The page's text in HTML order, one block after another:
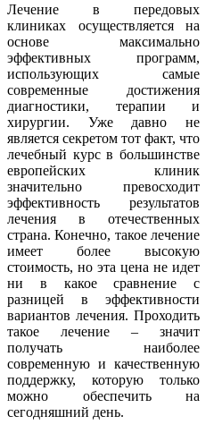
Лечение в передовых
клиниках осуществляется на
основе максимально
эффективных программ,
использующих самые
современные достижения
диагностики, терапии и
хирургии. Уже давно не
является секретом тот факт, что
лечебный курс в большинстве
европейских клиник
значительно превосходит
эффективность результатов
лечения в отечественных
страна. Конечно, такое лечение
имеет более высокую
стоимость, но эта цена не идет
ни в какое сравнение с
разницей в эффективности
вариантов лечения. Проходить
такое лечение – значит
получать наиболее
современную и качественную
поддержку, которую только
можно обеспечить на
сегодняшний день.